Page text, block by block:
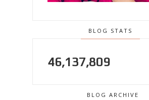
BLOG STATS
46,137,809
BLOG ARCHIVE